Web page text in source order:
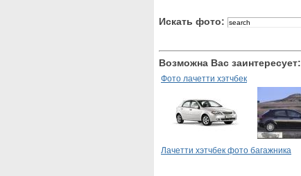
Искать фото:
Возможна Вас заинтересует:
Фото лачетти хэтчбек
Лачетти хэтчбек фото багажника